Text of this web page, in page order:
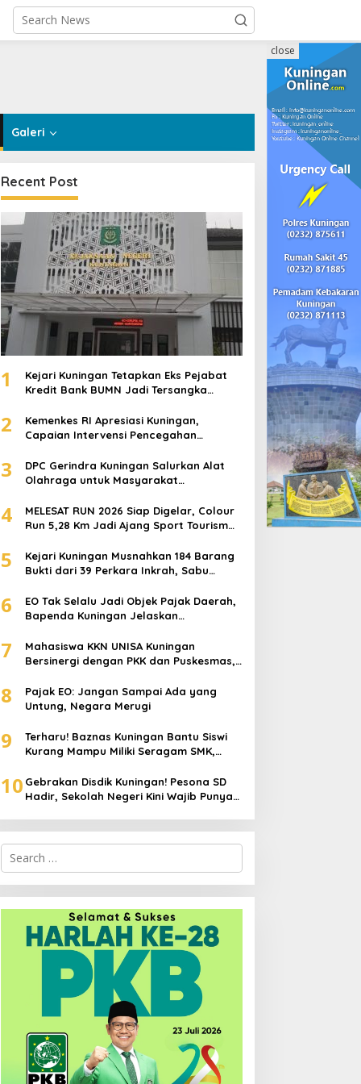
Galeri
close
,Penginapan
Nginep di Bawah Kaki
Sawah Desa Setianegara
Kuningan Musnahkan
Inkrah, Sabu
agar Tak Bisa
Kejari Kuningan Tetapkan
BUMN Jadi Tersangka
Recent Post
1
Kejari Kuningan Tetapkan Eks Pejabat
Kredit Bank BUMN Jadi Tersangka
2
Kemenkes RI Apresiasi Kuningan,
Capaian Intervensi Pencegahan
3
DPC Gerindra Kuningan Salurkan Alat
Olahraga untuk Masyarakat
Generasi Muda
4
MELESAT RUN 2026 Siap Digelar, Colour
Run 5,28 Km Jadi Ajang Sport Tourism
5
Kejari Kuningan Musnahkan 184 Barang
Bukti dari 39 Perkara Inkrah, Sabu
6
EO Tak Selalu Jadi Objek Pajak Daerah,
Bapenda Kuningan Jelaskan
7
Mahasiswa KKN UNISA Kuningan
Bersinergi dengan PKK dan Puskesmas,
hingga Perawatan Lansia
8
Pajak EO: Jangan Sampai Ada yang
Untung, Negara Merugi
9
Terharu! Baznas Kuningan Bantu Siswi
Kurang Mampu Miliki Seragam SMK,
Padam
10 Gebrakan Disdik Kuningan! Pesona SD
Hadir, Sekolah Negeri Kini Wajib Punya
Search
for: